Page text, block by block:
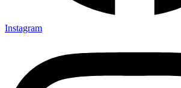
Instagram